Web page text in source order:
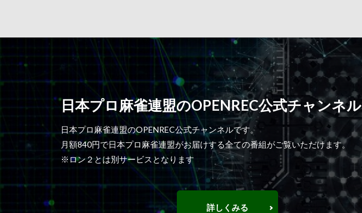
日本プロ麻雀連盟のOPENREC公式チャンネル
日本プロ麻雀連盟のOPENREC公式チャンネルです。
月額840円で日本プロ麻雀連盟がお届けする全ての番組がご覧いただけます。
※ロン２とは別サービスとなります
詳しくみる